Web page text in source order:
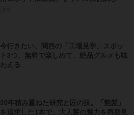
今行きたい、関西の「工場見学」スポッ
ト3つ。無料で楽しめて、絶品グルメも味
わえる
20年積み重ねた研究と匠の技。「艶髪」
を追求した1本で、大人髪の魅力を再発見